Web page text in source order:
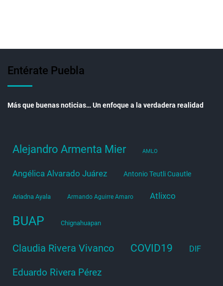
Entérate Puebla
Más que buenas noticias… Un enfoque a la verdadera realidad
Alejandro Armenta Mier AMLO
Angélica Alvarado Juárez Antonio Teutli Cuautle
Ariadna Ayala Armando Aguirre Amaro Atlixco
BUAP Chignahuapan
Claudia Rivera Vivanco COVID19 DIF
Eduardo Rivera Pérez